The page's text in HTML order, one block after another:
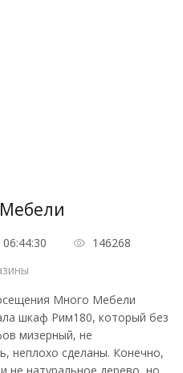
146268
Много Мебели
шкаф Рим180, который без
мизерный, не
неплохо сделаны. Конечно,